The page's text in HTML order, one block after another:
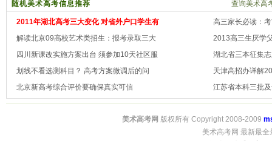
随机美术高考信息推荐 查询美术高
2011年湖北高考三大变化 对省外户口学生有
高三家长必读：
解读北京09高校艺术类招生：报考录取三大
2013高三生厌学
四川新课改实施方案出台 须参加10天社区服
湖北省三本征集
划线不看选测科目？ 高考方案微调后的问
天津高招办详解
北京新高考综合评价要确保真实可信
江苏省本科三批
美术高考网 版权所有 Copyright 2008-2009
美术高考网 最新最全